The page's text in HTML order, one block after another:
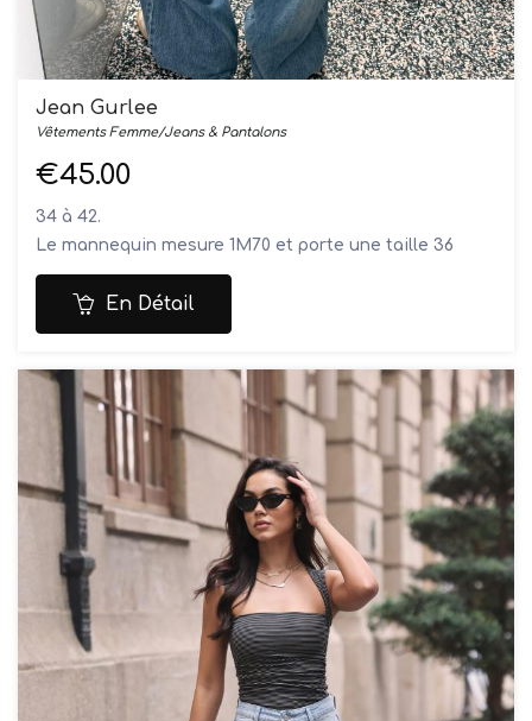
Jean Gurlee
Vêtements Femme/Jeans & Pantalons
€45.00
34 à 42.
Le mannequin mesure 1M70 et porte une taille 36
Composition: 70% coton, 29% tencel, 1% élasthanne
Lavage en machine à 30°
En Détail